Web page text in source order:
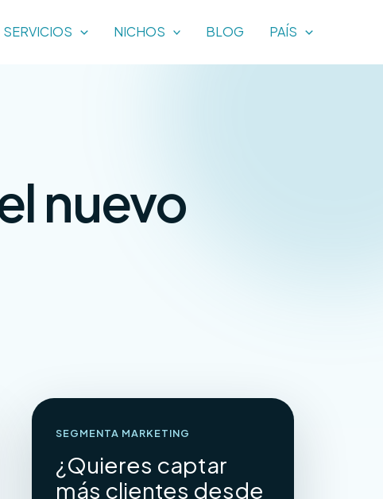
SERVICIOS NICHOS BLOG PAÍS
nuevo
SEGMENTA MARKETING
¿Quieres captar
más clientes desde